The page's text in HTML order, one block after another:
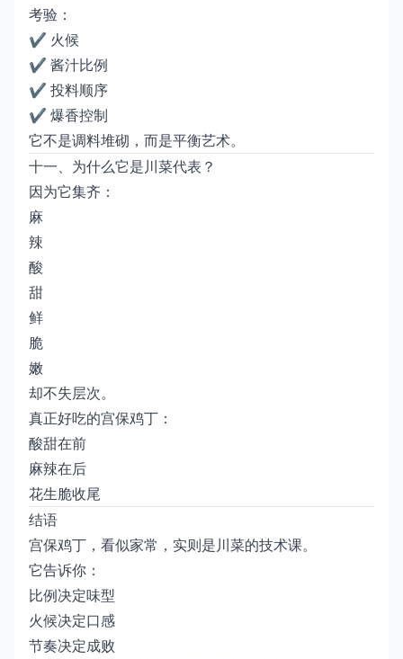
考验：
✔ 火候
✔ 酱汁比例
✔ 投料顺序
✔ 爆香控制
它不是调料堆砌，而是平衡艺术。
十一、为什么它是川菜代表？
因为它集齐：
麻
辣
酸
甜
鲜
脆
嫩
却不失层次。
真正好吃的宫保鸡丁：
酸甜在前
麻辣在后
花生脆收尾
结语
宫保鸡丁，看似家常，实则是川菜的技术课。
它告诉你：
比例决定味型
火候决定口感
节奏决定成败